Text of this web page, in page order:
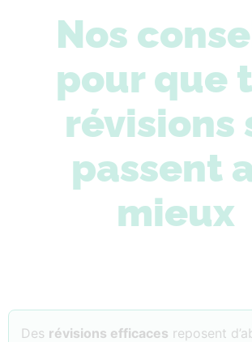
Nos
pour que
révisions
passent
mieux
Des révisions efficaces reposent